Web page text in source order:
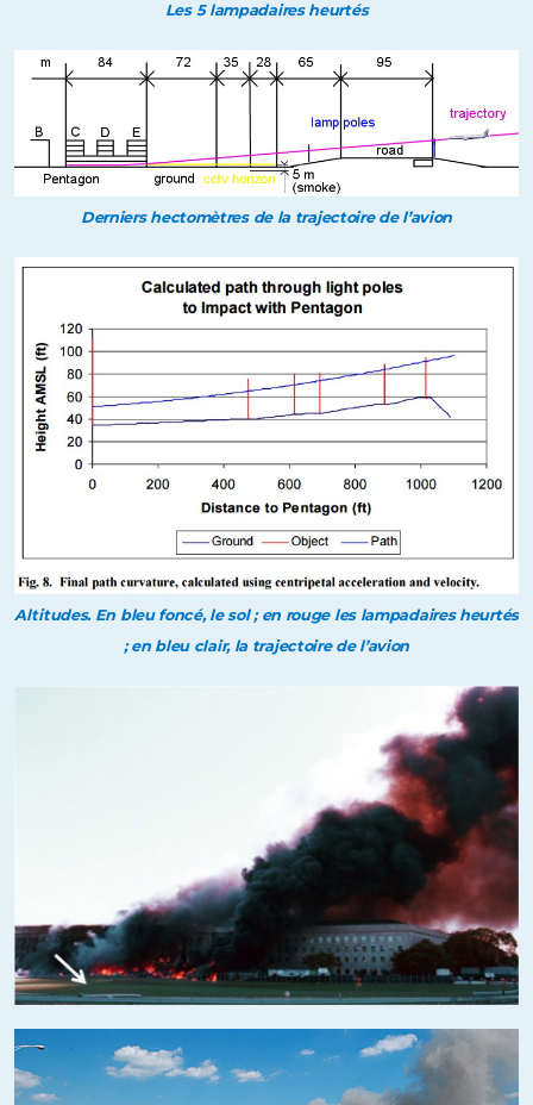
Les 5 lampadaires heurtés
Derniers hectomètres de la trajectoire de l’avion
Altitudes. En bleu foncé, le sol ; en rouge les lampadaires heurtés
; en bleu clair, la trajectoire de l’avion